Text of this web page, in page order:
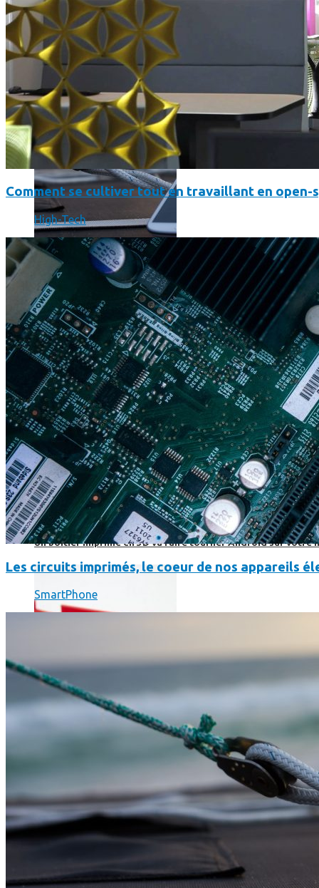
Même hors-ligne votre smartphone peut vous aider en
Comment réduire au maximum la consommation de son
Un boîtier imprimé en 3D va faire tourner Android sur votre
La science-fiction, c’est du passé, la bioimpression de peau
Comment se cultiver tout en travaillant en open-
High-Tech
Les circuits imprimés, le coeur de nos appareils
SmartPhone